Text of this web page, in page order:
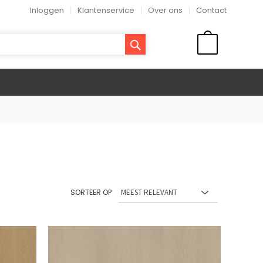
Inloggen Klantenservice Over ons Contact
SORTEER OP